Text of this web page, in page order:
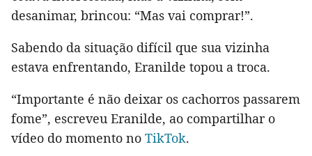
desanimar, brincou: “Mas vai comprar!”.
Sabendo da situação difícil que sua vizinha
estava enfrentando, Eranilde topou a troca.
“Importante é não deixar os cachorros passarem
fome”, escreveu Eranilde, ao compartilhar o
vídeo do momento no TikTok.